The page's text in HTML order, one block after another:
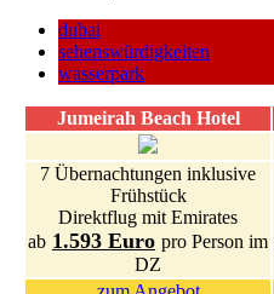
dubai
sehenswürdigkeiten
wasserpark
Jumeirah Beach Hotel
7 Übernachtungen inklusive
Frühstück
Direktflug mit Emirates
ab 1.593 Euro pro Person im
DZ